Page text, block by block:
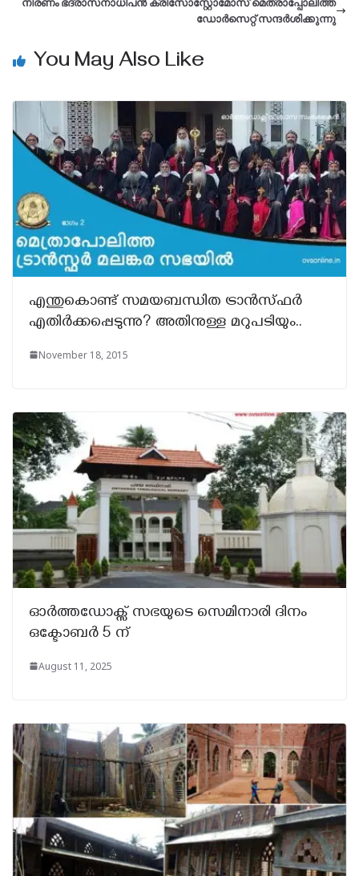
ഡോർസെറ്റ് സന്ദർശിക്കുന്നു
You May Also Like
എന്തുകൊണ്ട് സമയബന്ധിത ട്രാന്‍സ്ഫര്‍
എതിര്‍ക്കപ്പെടുന്നു? അതിനുള്ള മറുപടിയും..
November 18, 2015
ഓർത്തഡോക്സ്‌ സഭയുടെ സെമിനാരി ദിനം
ഒക്ടോബർ 5 ന്
August 11, 2025